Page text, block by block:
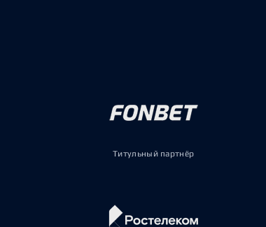
Титульный партнёр